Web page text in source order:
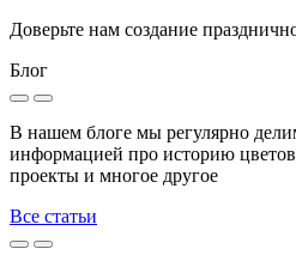
Доверьте нам создание
Блог
В нашем блоге мы регулярно
информацией про историю
проекты и многое другое
Все статьи